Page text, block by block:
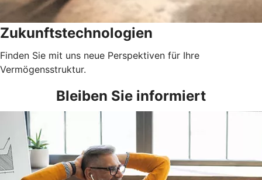
Zukunftstechnologien
Finden Sie mit uns neue Perspektiven für Ihre
Vermögensstruktur.
Bleiben Sie informiert